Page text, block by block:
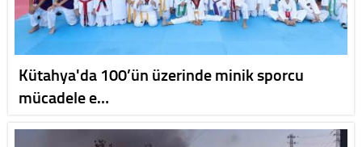
Kütahya'da 100’ün üzerinde minik sporcu
mücadele e…